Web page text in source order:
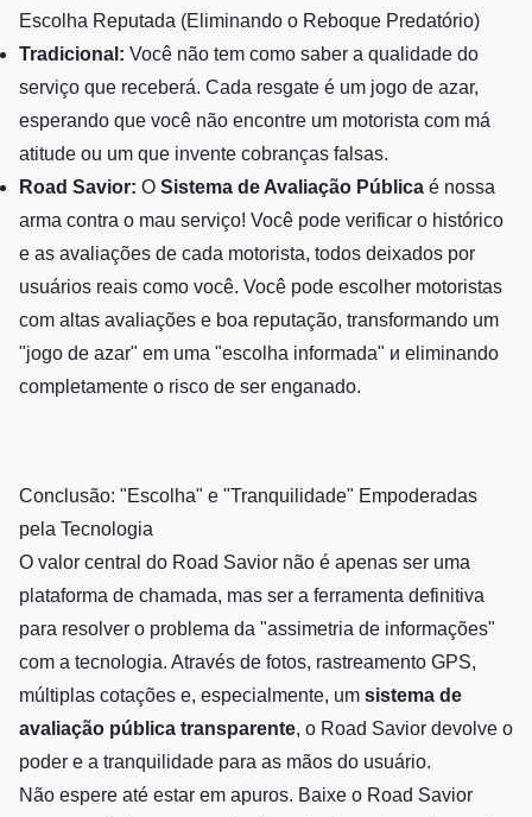
Escolha Reputada (Eliminando o Reboque Predatório)
Tradicional: Você não tem como saber a qualidade do
serviço que receberá. Cada resgate é um jogo de azar,
esperando que você não encontre um motorista com má
atitude ou um que invente cobranças falsas.
Road Savior: O Sistema de Avaliação Pública é nossa
arma contra o mau serviço! Você pode verificar o histórico
e as avaliações de cada motorista, todos deixados por
usuários reais como você. Você pode escolher motoristas
com altas avaliações e boa reputação, transformando um
"jogo de azar" em uma "escolha informada" и eliminando
completamente o risco de ser enganado.
Conclusão: "Escolha" e "Tranquilidade" Empoderadas
pela Tecnologia
O valor central do Road Savior não é apenas ser uma
plataforma de chamada, mas ser a ferramenta definitiva
para resolver o problema da "assimetria de informações"
com a tecnologia. Através de fotos, rastreamento GPS,
múltiplas cotações e, especialmente, um sistema de
avaliação pública transparente, o Road Savior devolve o
poder e a tranquilidade para as mãos do usuário.
Não espere até estar em apuros. Baixe o Road Savior